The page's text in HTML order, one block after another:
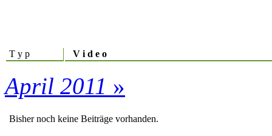
T y p V i d e o
April 2011 »
Bisher noch keine Beiträge vorhanden.